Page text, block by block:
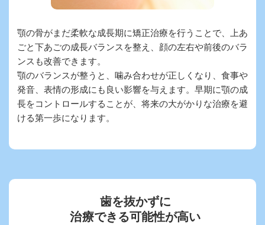
顎の骨がまだ柔軟な成長期に矯正治療を行うことで、上あ
ごと下あごの成長バランスを整え、顔の左右や前後のバラ
ンスも改善できます。
顎のバランスが整うと、噛み合わせが正しくなり、食事や
発音、表情の形成にも良い影響を与えます。早期に顎の成
長をコントロールすることが、将来の大がかりな治療を避
ける第一歩になります。
歯を抜かずに
治療できる可能性が高い